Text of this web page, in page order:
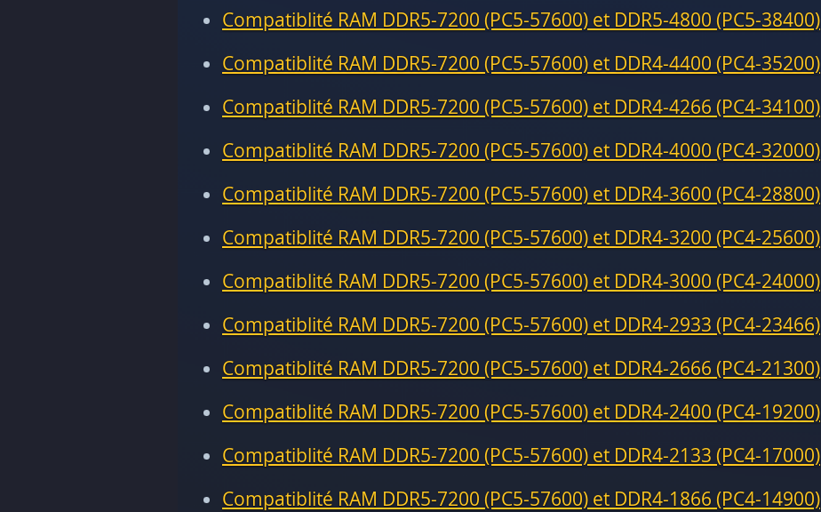
Compatiblité RAM DDR5-7200 (PC5-57600) et DDR5-4800 (PC5-38400)
Compatiblité RAM DDR5-7200 (PC5-57600) et DDR4-4400 (PC4-35200)
Compatiblité RAM DDR5-7200 (PC5-57600) et DDR4-4266 (PC4-34100)
Compatiblité RAM DDR5-7200 (PC5-57600) et DDR4-4000 (PC4-32000)
Compatiblité RAM DDR5-7200 (PC5-57600) et DDR4-3600 (PC4-28800)
Compatiblité RAM DDR5-7200 (PC5-57600) et DDR4-3200 (PC4-25600)
Compatiblité RAM DDR5-7200 (PC5-57600) et DDR4-3000 (PC4-24000)
Compatiblité RAM DDR5-7200 (PC5-57600) et DDR4-2933 (PC4-23466)
Compatiblité RAM DDR5-7200 (PC5-57600) et DDR4-2666 (PC4-21300)
Compatiblité RAM DDR5-7200 (PC5-57600) et DDR4-2400 (PC4-19200)
Compatiblité RAM DDR5-7200 (PC5-57600) et DDR4-2133 (PC4-17000)
Compatiblité RAM DDR5-7200 (PC5-57600) et DDR4-1866 (PC4-14900)